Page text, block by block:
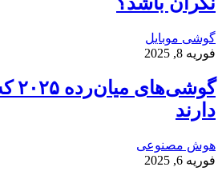
گوشی موبایل
فوریه 8, 2025
دارند
هوش مصنوعی
فوریه 6, 2025